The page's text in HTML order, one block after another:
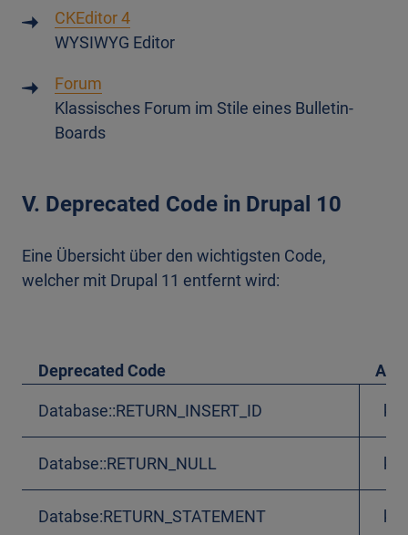
CKEditor 4
WYSIWYG Editor
Forum
Klassisches Forum im Stile eines Bulletin-
Boards
V. Deprecated Code in Drupal 10
Eine Übersicht über den wichtigsten Code,
welcher mit Drupal 11 entfernt wird:
Deprecated Code
Database::RETURN_INSERT_ID
Databse::RETURN_NULL
Databse:RETURN_STATEMENT